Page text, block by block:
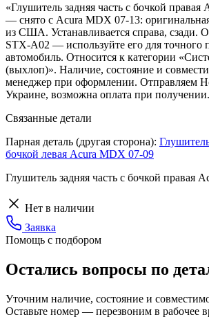
«Глушитель задняя часть с бочкой
— снято с Acura MDX 07-13:
из США. Устанавливается справа, сзади.
STX-A02 — используйте его для точного
автомобиль. Относится к категории
(выхлоп)». Наличие, состояние и
менеджер при оформлении. Отправляем
Украине, возможна оплата при получении.
Связанные детали
Парная деталь (другая сторона):
бочкой левая Acura MDX 07-09
Глушитель задняя часть с бочкой правая
Нет в наличии
Заявка
Помощь с подбором
Остались вопросы по
Уточним наличие, состояние и
Оставьте номер — перезвоним в рабочее